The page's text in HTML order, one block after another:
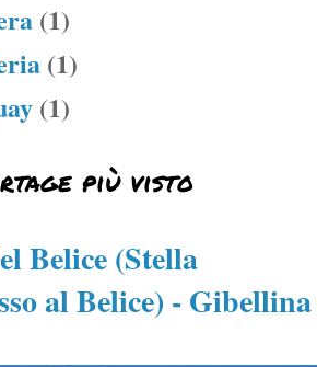
(1)
(1)
(1)
più visto
Belice (Stella
al Belice) - Gibellina